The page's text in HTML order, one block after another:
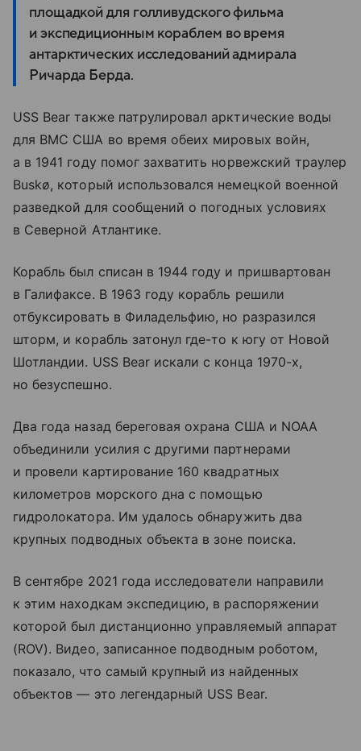
площадкой для голливудского фильма
и экспедиционным кораблем во время
антарктических исследований адмирала
Ричарда Берда.
USS Bear также патрулировал арктические воды
для ВМС США во время обеих мировых войн,
а в 1941 году помог захватить норвежский траулер
Buskø, который использовался немецкой военной
разведкой для сообщений о погодных условиях
в Северной Атлантике.
Корабль был списан в 1944 году и пришвартован
в Галифаксе. В 1963 году корабль решили
отбуксировать в Филадельфию, но разразился
шторм, и корабль затонул где-то к югу от Новой
Шотландии. USS Bear искали с конца 1970-х,
но безуспешно.
Два года назад береговая охрана США и NOAA
объединили усилия с другими партнерами
и провели картирование 160 квадратных
километров морского дна с помощью
гидролокатора. Им удалось обнаружить два
крупных подводных объекта в зоне поиска.
В сентябре 2021 года исследователи направили
к этим находкам экспедицию, в распоряжении
которой был дистанционно управляемый аппарат
(ROV). Видео, записанное подводным роботом,
показало, что самый крупный из найденных
объектов — это легендарный USS Bear.